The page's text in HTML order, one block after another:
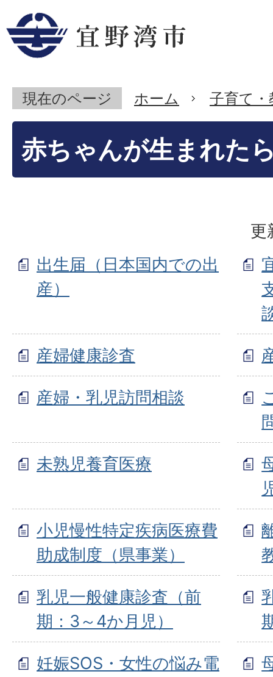
現在のページ ホーム 子育て・
赤ちゃんが生まれた
更
出生届（日本国内での出
産）
産婦健康診査
産婦・乳児訪問相談
未熟児養育医療
小児慢性特定疾病医療費
助成制度（県事業）
乳児一般健康診査（前
期：3～4か月児）
妊娠SOS・女性の悩み電